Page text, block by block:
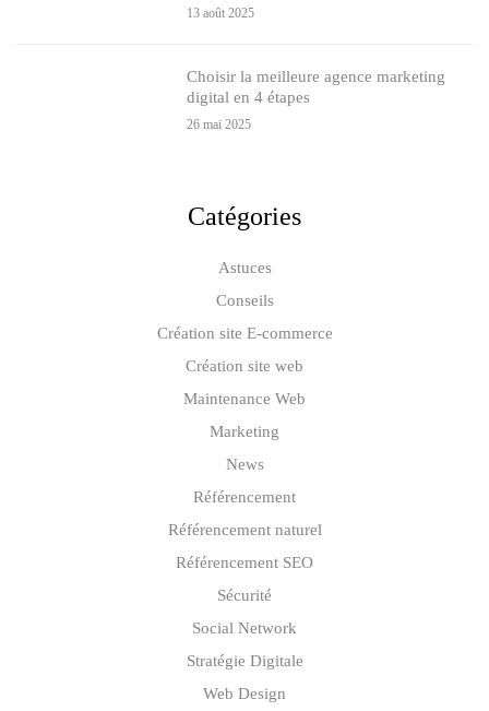
13 août 2025
Choisir la meilleure agence marketing
digital en 4 étapes
26 mai 2025
Catégories
Astuces
Conseils
Création site E-commerce
Création site web
Maintenance Web
Marketing
News
Référencement
Référencement naturel
Référencement SEO
Sécurité
Social Network
Stratégie Digitale
Web Design